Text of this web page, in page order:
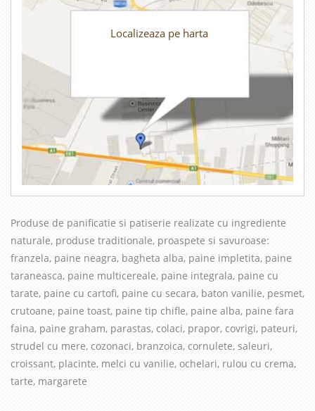
Localizeaza pe harta
Produse de panificatie si patiserie realizate cu ingrediente
naturale, produse traditionale, proaspete si savuroase:
franzela, paine neagra, bagheta alba, paine impletita, paine
taraneasca, paine multicereale, paine integrala, paine cu
tarate, paine cu cartofi, paine cu secara, baton vanilie, pesmet,
crutoane, paine toast, paine tip chifle, paine alba, paine fara
faina, paine graham, parastas, colaci, prapor, covrigi, pateuri,
strudel cu mere, cozonaci, branzoica, cornulete, saleuri,
croissant, placinte, melci cu vanilie, ochelari, rulou cu crema,
tarte, margarete